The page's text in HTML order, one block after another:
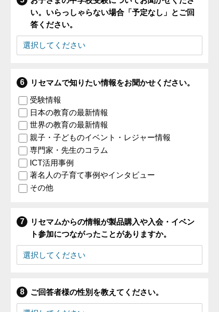
い。いらっしゃらない場合「予定なし」とご回
答ください。
リセマムで知りたい情報をお聞かせください。
受験情報
日本の教育の最新情報
世界の教育の最新情報
親子・子どものイベント・レジャー情報
専門家・先生のコラム
ICT活用事例
著名人の子育て事例やインタビュー
その他
リセマムからの情報が製品購入や入会・イベン
ト参加につながったことがありますか。
ご回答者様の性別を教えてください。